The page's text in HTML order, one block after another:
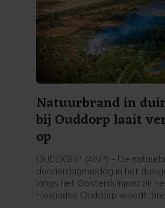
Natuurbrand in
bij Ouddorp laait
op
OUDDORP (ANP) - De
donderdagmiddag in het
langs het Oosterduinpad bij
Hollandse Ouddorp woedt,